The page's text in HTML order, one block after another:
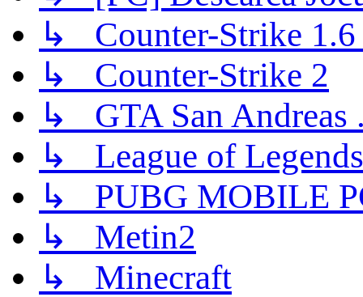
↳ Counter-Strike 1.6
↳ Counter-Strike 2
↳ GTA San Andreas
↳ League of Legends
↳ PUBG MOBILE
↳ Metin2
↳ Minecraft